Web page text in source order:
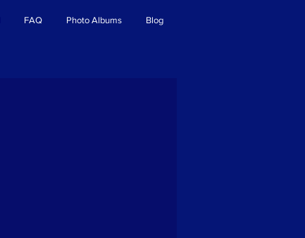
FAQ Photo Albums Blog